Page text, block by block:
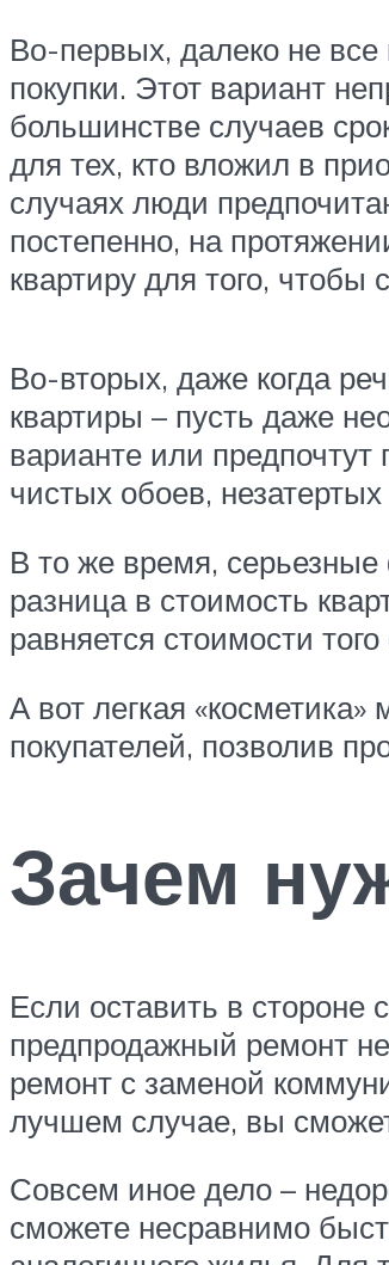
Во-первых, далеко не
покупки. Этот вариант
большинстве случаев
для тех, кто вложил в
случаях люди
постепенно, на
квартиру для того, чтобы
Во-вторых, даже когда
квартиры – пусть даже
варианте или предпочтут
чистых обоев,
В то же время,
разница в стоимость
равняется стоимости
А вот легкая
покупателей, позволив
Зачем
Если оставить в стороне
предпродажный ремонт
ремонт с заменой
лучшем случае, вы
Совсем иное дело –
сможете несравнимо